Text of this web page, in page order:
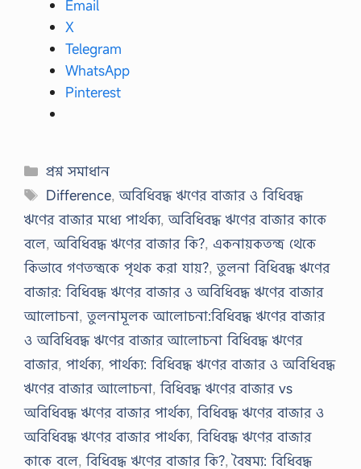
দ্ধে
স্তা
…
Email
X
Telegram
WhatsApp
Pinterest
Categories
প্রশ্ন সমাধান
Tags
Difference,অবিধিবদ্ধ ঋণের বাজার ও বিধিবদ্ধ
ঋণের বাজার মধ্যে পার্থক্য,অবিধিবদ্ধ ঋণের বাজার কাকে
বলে,অবিধিবদ্ধ ঋণের বাজার কি?, একনায়কতন্ত্র থেকে
কিভাবে গণতন্ত্রকে পৃথক করা যায়?,তুলনা বিধিবদ্ধ ঋণের
বাজার: বিধিবদ্ধ ঋণের বাজার ও অবিধিবদ্ধ ঋণের বাজার
আলোচনা,তুলনামূলক আলোচনা:বিধিবদ্ধ ঋণের বাজার
ও অবিধিবদ্ধ ঋণের বাজার আলোচনা বিধিবদ্ধ ঋণের
বাজার, পার্থক্য, পার্থক্য: বিধিবদ্ধ ঋণের বাজার ও অবিধিবদ্ধ
ঋণের বাজার আলোচনা,বিধিবদ্ধ ঋণের বাজার vs
অবিধিবদ্ধ ঋণের বাজার পার্থক্য,বিধিবদ্ধ ঋণের বাজার ও
অবিধিবদ্ধ ঋণের বাজার পার্থক্য,বিধিবদ্ধ ঋণের বাজার
কাকে বলে,বিধিবদ্ধ ঋণের বাজার কি?,বৈষম্য: বিধিবদ্ধ